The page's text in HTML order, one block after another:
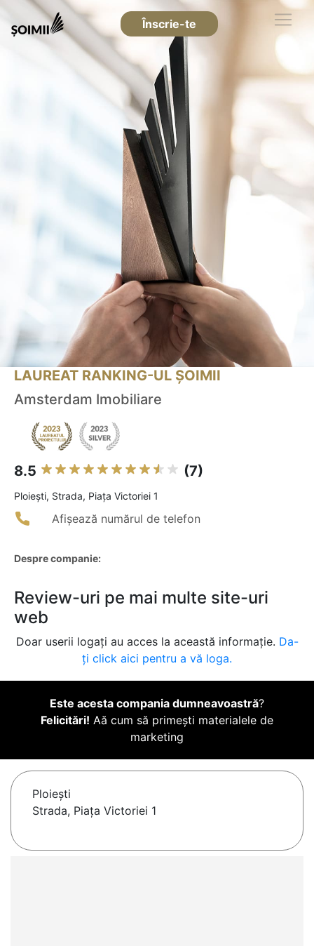
Înscrie-te
LAUREAT RANKING-UL ȘOIMII
Amsterdam Imobiliare
8.5 (7)
Ploieşti, Strada, Piața Victoriei 1
Afișează numărul de telefon
Despre companie:
Review-uri pe mai multe site-uri
web
Doar userii logați au acces la această informație. Da-
ți click aici pentru a vă loga.
Este acesta compania dumneavoastră?
Felicitări! Aă cum să primești materialele de
marketing
Ploieşti
Strada, Piața Victoriei 1